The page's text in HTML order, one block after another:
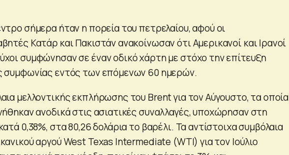
σήμερα ήταν η πορεία του πετρελαίου, αφού οι
Κατάρ και Πακιστάν ανακοίνωσαν ότι Αμερικανοί και Ιρανοί
συμφώνησαν σε έναν οδικό χάρτη με στόχο την επίτευξη
συμφωνίας εντός των επόμενων 60 ημερών.
μελλοντικής εκπλήρωσης του Brent για τον Αύγουστο, τα οποία
ανοδικά στις ασιατικές συναλλαγές, υποχώρησαν στη
0,38%, στα 80,26 δολάρια το βαρέλι. Τα αντίστοιχα συμβόλαια
αργού West Texas Intermediate (WTI) για τον Ιούλιο